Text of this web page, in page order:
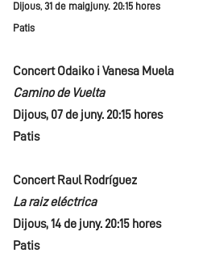
Dijous, 31 de maigjuny. 20:15 hores
Patis
ConcertOdaiko i Vanesa Muela
Camino de Vuelta
Dijous, 07 de juny. 20:15 hores
Patis
Concert Raul Rodríguez
La raiz eléctrica
Dijous, 14 de juny. 20:15 hores
Patis